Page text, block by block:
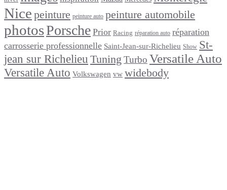
Nice peinture peinture auto peinture automobile
photosPorsche Prior Racing réparation auto réparation
carrosserie professionnelle Saint-Jean-sur-Richelieu Show St-
jean sur Richelieu Tuning Turbo Versatile Auto
Versatile Auto Volkswagen vw widebody